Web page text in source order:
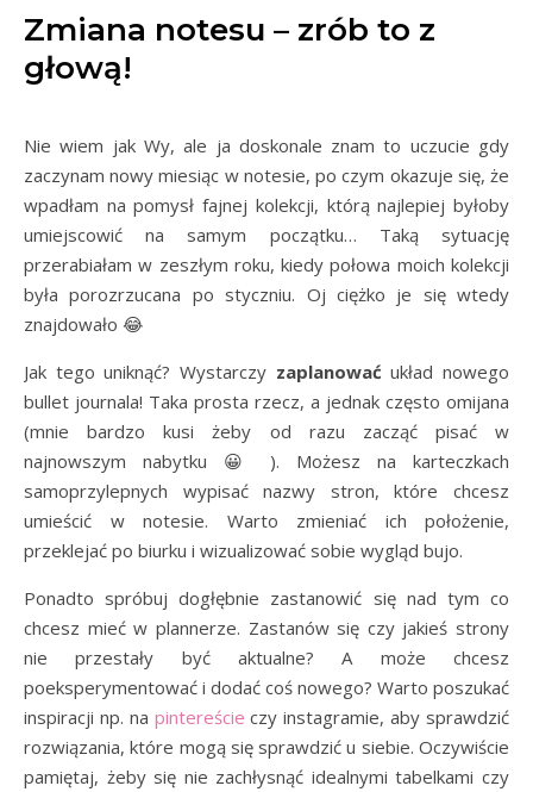
Zmiana notesu – zrób to z
głową!
Nie wiem jak Wy, ale ja doskonale znam to uczucie gdy
zaczynam nowy miesiąc w notesie, po czym okazuje się, że
wpadłam na pomysł fajnej kolekcji, którą najlepiej byłoby
umiejscowić na samym początku… Taką sytuację
przerabiałam w zeszłym roku, kiedy połowa moich kolekcji
była porozrzucana po styczniu. Oj ciężko je się wtedy
znajdowało 😂
Jak tego uniknąć? Wystarczy zaplanować układ nowego
bullet journala! Taka prosta rzecz, a jednak często omijana
(mnie bardzo kusi żeby od razu zacząć pisać w
najnowszym nabytku 😀 ). Możesz na karteczkach
samoprzylepnych wypisać nazwy stron, które chcesz
umieścić w notesie. Warto zmieniać ich położenie,
przeklejać po biurku i wizualizować sobie wygląd bujo.
Ponadto spróbuj dogłębnie zastanowić się nad tym co
chcesz mieć w plannerze. Zastanów się czy jakieś strony
nie przestały być aktualne? A może chcesz
poeksperymentować i dodać coś nowego? Warto poszukać
inspiracji np. na pintereście czy instagramie, aby sprawdzić
rozwiązania, które mogą się sprawdzić u siebie. Oczywiście
pamiętaj, żeby się nie zachłysnąć idealnymi tabelkami czy